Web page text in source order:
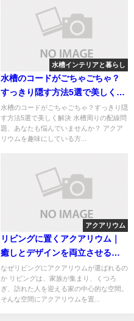
水槽インテリアと暮らし
水槽のコードがごちゃごちゃ？
すっきり隠す方法5選で美しく解
決
水槽のコードがごちゃごちゃ？すっきり隠
す方法5選で美しく解決 水槽周りの配線問
題、あなたも悩んでいませんか？ アクア
リウムを趣味にしている方...
アクアリウム
リビングに置くアクアリウム｜
癒しとデザインを両立させるレ
イアウト術と空間演出
なぜリビングにアクアリウムが選ばれるの
か リビングは、家族が集まり、くつろ
ぎ、訪れた人を迎える家の中心的な空間。
そんな空間にアクアリウムを置...